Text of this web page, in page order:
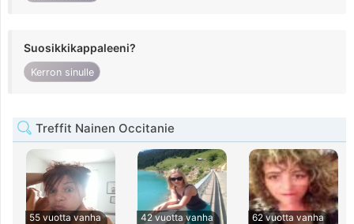
Suosikkikappaleeni?
Kerron sinulle
Treffit Nainen Occitanie
55 vuotta vanha
42 vuotta vanha
62 vuotta vanha